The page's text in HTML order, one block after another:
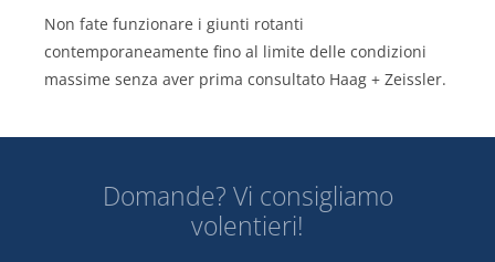
Non fate funzionare i giunti rotanti
contemporaneamente fino al limite delle condizioni
massime senza aver prima consultato Haag + Zeissler.
Domande? Vi consigliamo
volentieri!